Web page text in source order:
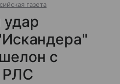
газета
с
РЛС